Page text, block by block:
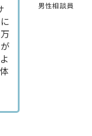
男性相談員